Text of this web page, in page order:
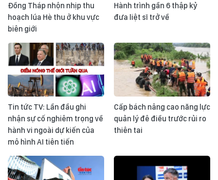
Đồng Tháp nhộn nhịp thu
hoạch lúa Hè thu ở khu vực
biên giới
Hành trình gần 6 thập kỷ
đưa liệt sĩ trở về
Tin tức TV: Lần đầu ghi
nhận sự cố nghiêm trọng về
hành vi ngoài dự kiến của
mô hình AI tiên tiến
Cấp bách nâng cao năng lực
quản lý đê điều trước rủi ro
thiên tai